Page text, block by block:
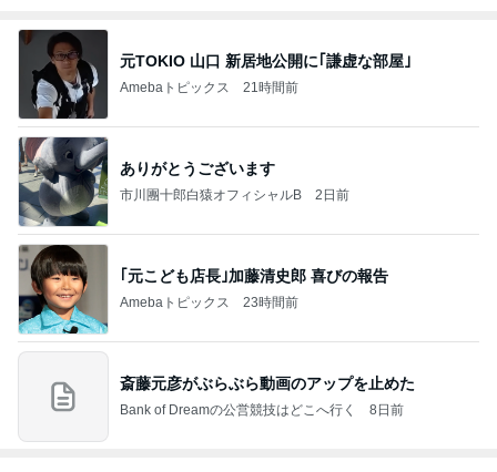
元TOKIO 山口 新居地公開に｢謙虚な部屋｣
Amebaトピックス 21時間前
ありがとうございます
市川團十郎白猿オフィシャルB 2日前
｢元こども店長｣加藤清史郎 喜びの報告
Amebaトピックス 23時間前
斎藤元彦がぶらぶら動画のアップを止めた
Bank of Dreamの公営競技はどこへ行く 8日前